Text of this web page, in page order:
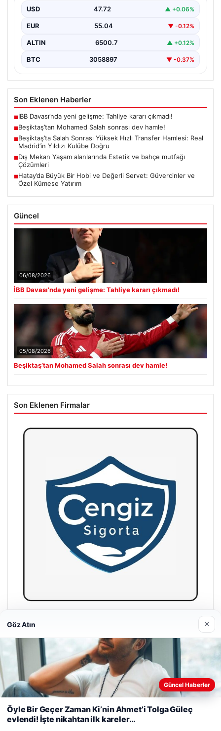
USD 47.72 ▲ +0.06%
EUR 55.04 ▼ -0.12%
ALTIN 6500.7 ▲ +0.12%
BTC 3058897 ▼ -0.37%
Son Eklenen Haberler
■İBB Davası’nda yeni gelişme: Tahliye kararı çıkmadı!
■Beşiktaş’tan Mohamed Salah sonrası dev hamle!
■Beşiktaş’ta Salah Sonrası Yüksek Hızlı Transfer Hamlesi: Real
Madrid’in Yıldızı Kulübe Doğru
■Dış Mekan Yaşam alanlarında Estetik ve bahçe mutfağı
Çözümleri
■Hatay’da Büyük Bir Hobi ve Değerli Servet: Güvercinler ve
Özel Kümese Yatırım
Güncel
06/08/2026
İBB Davası’nda yeni gelişme: Tahliye kararı çıkmadı!
05/08/2026
Beşiktaş’tan Mohamed Salah sonrası dev hamle!
Son Eklenen Firmalar
Hastaş Beton
© 2026 Gündem Haberleri – Güncel Haberler
Web sitemizi nasıl kullandığınızı daha iyi anlayabilmek,
deneyiminizi kişiselleştirmek ve geliştirmek amacıyla çerezler
kullanıyoruz.
Çerez Politikamız
Reddet Kabul Et
Göz Atın ×
Güncel Haberler
Öyle Bir Geçer Zaman Ki’nin Ahmet’i Tolga Güleç
evlendi! İşte nikahtan ilk kareler…